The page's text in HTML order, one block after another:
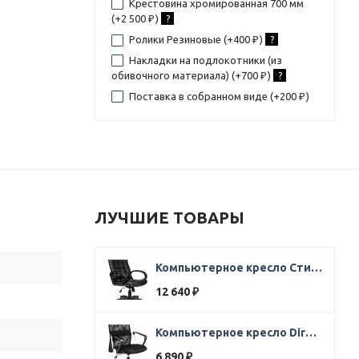
Крестовина хромированная 700 мм
(+2 500 ₽ ) ?
Ролики Резиновые (+400 ₽ ) ?
Накладки на подлокотники (из
обивочного материала) (+700 ₽ ) ?
Поставка в собранном виде (+200 ₽ )
ЛУЧШИЕ ТОВАРЫ
Компьютерное кресло Стиль Ультра SOFT кожа черная
12 640 ₽
Компьютерное кресло Direct ткань черная
6 890 ₽